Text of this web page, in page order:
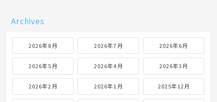
Archives
2026年8月 2026年7月 2026年6月
2026年5月 2026年4月 2026年3月
2026年2月 2026年1月 2025年12月